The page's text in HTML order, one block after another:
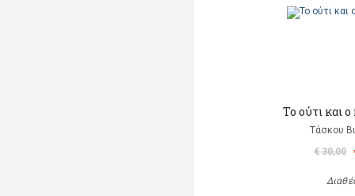
To ούτι και
Τάσκου
€ 30,00